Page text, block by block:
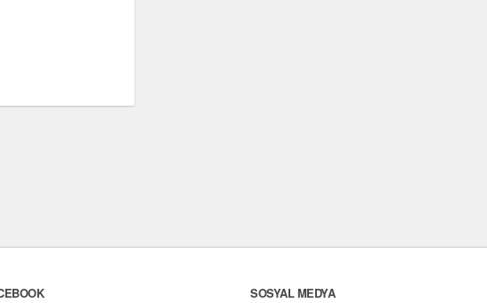
SOSYAL MEDYA